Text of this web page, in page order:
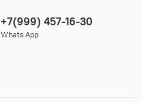
+7(999) 457-16-30
Whats App